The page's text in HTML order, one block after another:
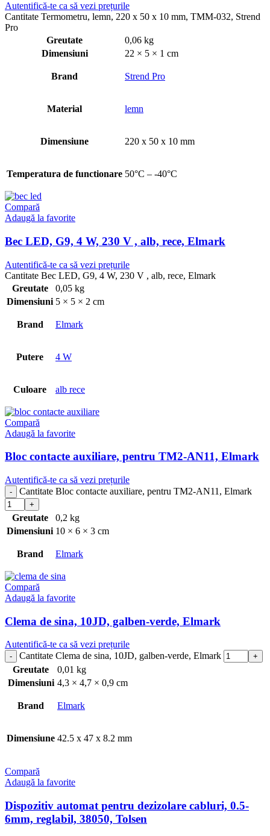
Autentifică-te ca să vezi prețurile
Cantitate Termometru, lemn, 220 x 50 x 10 mm, TMM-032, Strend
Pro
Greutate
0,06 kg
Dimensiuni
22 × 5 × 1 cm
Brand Strend Pro
Material lemn
Dimensiune 220 x 50 x 10 mm
Temperatura de functionare 50°C – -40°C
Compară
Adaugă la favorite
Bec LED, G9, 4 W, 230 V , alb, rece, Elmark
Autentifică-te ca să vezi prețurile
Cantitate Bec LED, G9, 4 W, 230 V , alb, rece, Elmark
Greutate
0,05 kg
Dimensiuni 5 × 5 × 2 cm
Brand Elmark
Putere 4 W
Culoare alb rece
Compară
Adaugă la favorite
Bloc contacte auxiliare, pentru TM2-AN11, Elmark
Autentifică-te ca să vezi prețurile
Cantitate Bloc contacte auxiliare, pentru TM2-AN11, Elmark
Greutate
0,2 kg
Dimensiuni 10 × 6 × 3 cm
Brand Elmark
Compară
Adaugă la favorite
Clema de sina, 10JD, galben-verde, Elmark
Autentifică-te ca să vezi prețurile
Cantitate Clema de sina, 10JD, galben-verde, Elmark
Greutate
0,01 kg
Dimensiuni 4,3 × 4,7 × 0,9 cm
Brand Elmark
Dimensiune 42.5 x 47 x 8.2 mm
Compară
Adaugă la favorite
Dispozitiv automat pentru dezizolare cabluri, 0.5-
6mm, reglabil, 38050, Tolsen